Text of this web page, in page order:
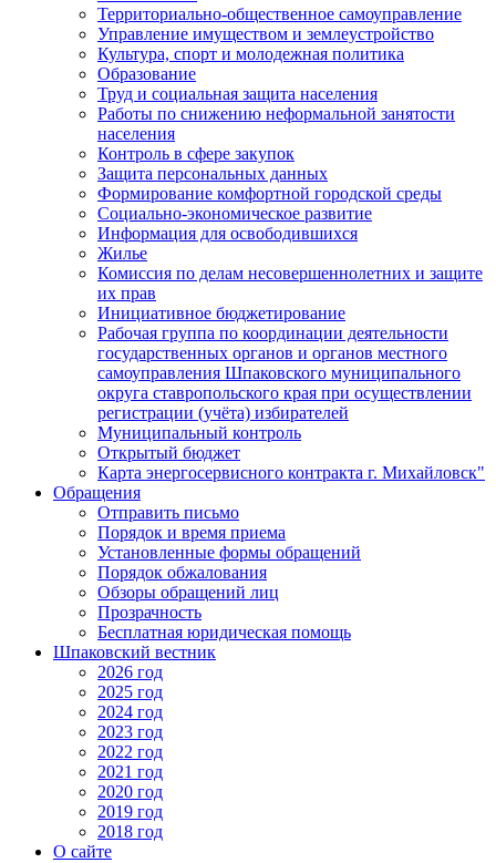
Территориально-общественное самоуправление
Управление имуществом и землеустройство
Культура, спорт и молодежная политика
Образование
Труд и социальная защита населения
Работы по снижению неформальной занятости
населения
Контроль в сфере закупок
Защита персональных данных
Формирование комфортной городской среды
Социально-экономическое развитие
Информация для освободившихся
Жилье
Комиссия по делам несовершеннолетних и защите
их прав
Инициативное бюджетирование
Рабочая группа по координации деятельности
государственных органов и органов местного
самоуправления Шпаковского муниципального
округа ставропольского края при осуществлении
регистрации (учёта) избирателей
Муниципальный контроль
Открытый бюджет
Карта энергосервисного контракта г. Михайловск"
Обращения
Отправить письмо
Порядок и время приема
Установленные формы обращений
Порядок обжалования
Обзоры обращений лиц
Прозрачность
Бесплатная юридическая помощь
Шпаковский вестник
2026 год
2025 год
2024 год
2023 год
2022 год
2021 год
2020 год
2019 год
2018 год
О сайте